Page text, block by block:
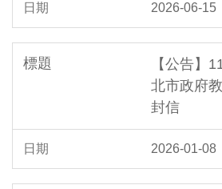
2026-06-15
【公告】
北市政府
封信
2026-01-08